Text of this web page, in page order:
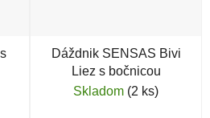
Dáždnik SENSAS Bivi
Liez s bočnicou
Skladom (2 ks)